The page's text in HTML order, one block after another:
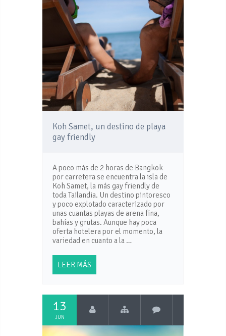
Koh Samet, un destino de playa
gay friendly
A poco más de 2 horas de Bangkok
por carretera se encuentra la isla de
Koh Samet, la más gay friendly de
toda Tailandia. Un destino pintoresco
y poco explotado caracterizado por
unas cuantas playas de arena fina,
bahías y grutas. Aunque hay poca
oferta hotelera por el momento, la
variedad en cuanto a la …
LEER MÁS
13
JUN